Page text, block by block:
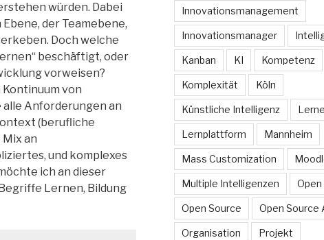
würden. Dabei
der Teamebene,
Doch welche
beschäftigt, oder
vorweisen?
von
alle Anforderungen an
(berufliche
Mix an
und komplexes
ich an dieser
Lernen, Bildung
Innovationsmanagement
Innovationsmanager
Kanban KI Kompetenz
Komplexität Köln
Künstliche Intelligenz
Lernplattform Mannheim
Mass Customization
Multiple Intelligenzen
Open Source Open Source
Organisation Projekt